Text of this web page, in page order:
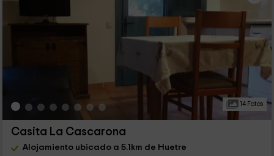
14 Fotos
Casita La Cascarona
Alojamiento ubicado a 5.1km de Huetre